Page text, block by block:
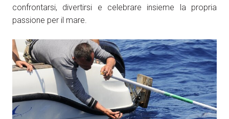
A cura di: ITEN
confrontarsi, divertirsi e celebrare insieme la propria
passione per il mare.